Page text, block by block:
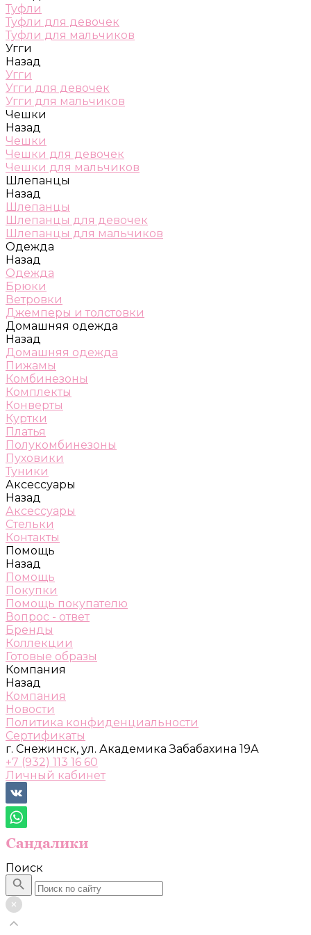
Туфли
Туфли для девочек
Туфли для мальчиков
Угги
Назад
Угги
Угги для девочек
Угги для мальчиков
Чешки
Назад
Чешки
Чешки для девочек
Чешки для мальчиков
Шлепанцы
Назад
Шлепанцы
Шлепанцы для девочек
Шлепанцы для мальчиков
Одежда
Назад
Одежда
Брюки
Ветровки
Джемперы и толстовки
Домашняя одежда
Назад
Домашняя одежда
Пижамы
Комбинезоны
Комплекты
Конверты
Куртки
Платья
Полукомбинезоны
Пуховики
Туники
Аксессуары
Назад
Аксессуары
Стельки
Контакты
Помощь
Назад
Помощь
Покупки
Помощь покупателю
Вопрос - ответ
Бренды
Коллекции
Готовые образы
Компания
Назад
Компания
Новости
Политика конфиденциальности
Сертификаты
г. Снежинск, ул. Академика Забабахина 19А
+7 (932) 113 16 60
Личный кабинет
Поиск